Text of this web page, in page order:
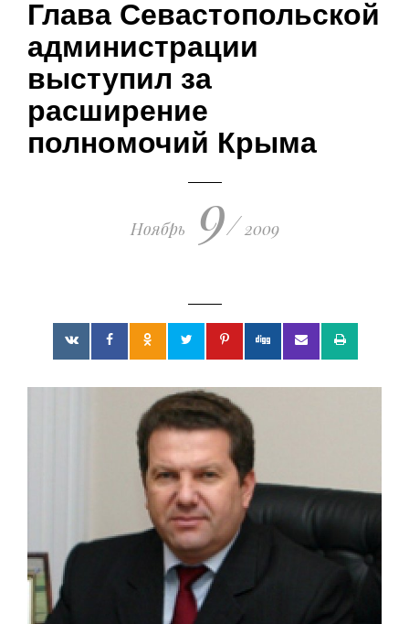
поражения киевских путчистов
Глава Севастопольской
администрации
выступил за
расширение
полномочий Крыма
Ноябрь 9/ 2009